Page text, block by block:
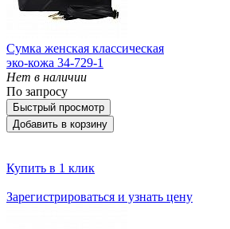
Сумка женская классическая
эко-кожа 34-729-1
Нет в наличии
По запросу
Быстрый просмотр
Добавить в корзину
Купить в 1 клик
Зарегистрироваться и узнать цену